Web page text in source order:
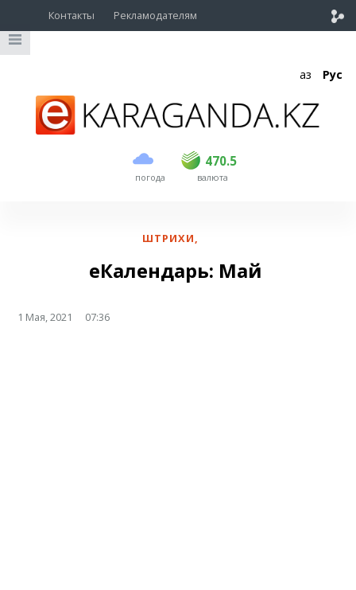
Контакты Рекламодателям
Қаз Рус
погода
470.5
USD 469 470.5
EUR валюта
ШТРИХИ,
еКалендарь: Май
1 Мая, 2021 07:36